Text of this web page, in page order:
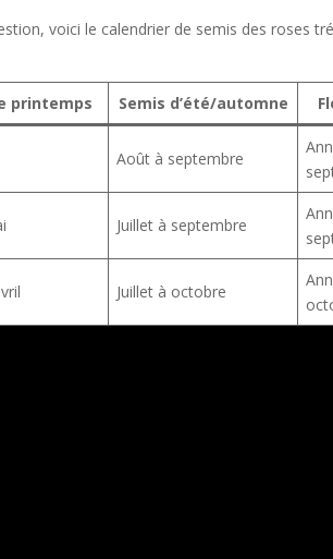
voici le calendrier de semis des roses
printemps Semis d’été/automne
Août à septembre
Juillet à septembre
Juillet à octobre